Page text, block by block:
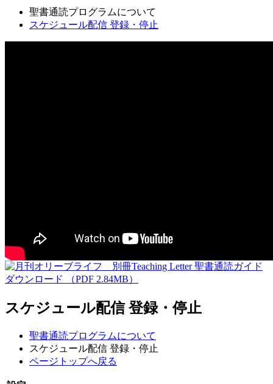
聖書通読プログラムについて
スケジュール配信 登録・停止
スケジュール配信 登録・停止
聖書通読プログラムについて
スケジュール配信 登録・停止
ページトップへ戻る